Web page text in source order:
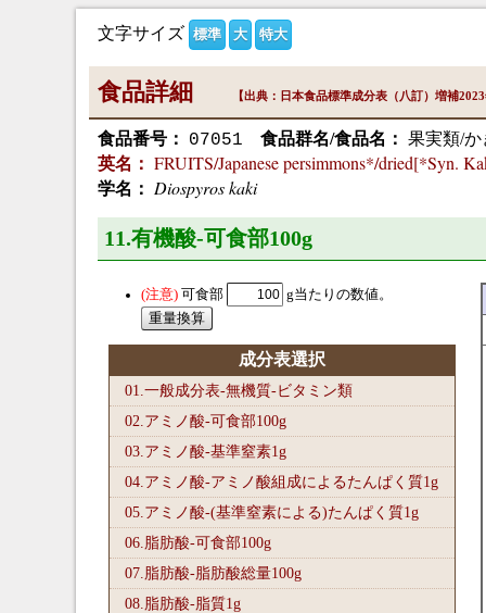
文字サイズ 標準 大 特大
食品詳細 【出典：日本食品標準成分表（八訂）増補
食品番号： 07051 食品群名/食品名： 果実類/
英名： FRUITS/Japanese persimmons*/dried[*Syn.
学名： Diospyros kaki
11.有機酸-可食部100g
可食部 g当たりの数値。
成分表選択
01.一般成分表-無機質-ビタミン類
02.アミノ酸-可食部100g
03.アミノ酸-基準窒素1g
04.アミノ酸-アミノ酸組成によるたんぱく質1g
05.アミノ酸-(基準窒素による)たんぱく質1g
06.脂肪酸-可食部100g
07.脂肪酸-脂肪酸総量100g
08.脂肪酸-脂質1g